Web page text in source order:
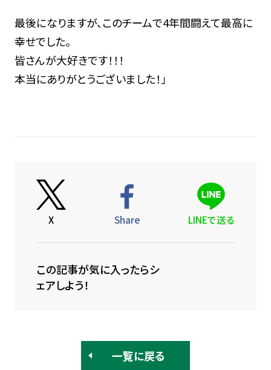
最後になりますが、このチームで4年間闘えて最高に
幸せでした。
皆さんが大好きです！！！
本当にありがとうございました！」
X Share LINEで送る
この記事が気に入ったらシ
ェアしよう！
一覧に戻る